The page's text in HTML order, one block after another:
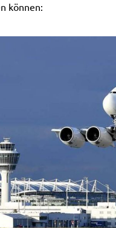
können: